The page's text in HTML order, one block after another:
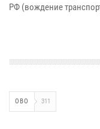
РФ (вождение
ОВО 311